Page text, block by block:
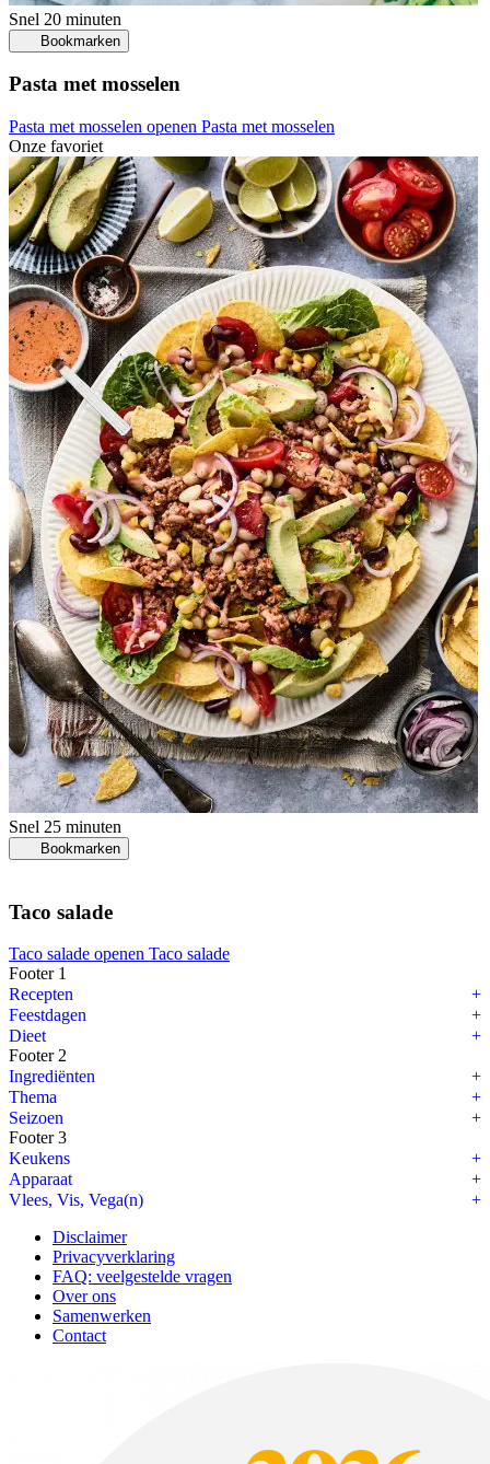
Snel 20 minuten
Bookmarken
Pasta met mosselen
Pasta met mosselen openen Pasta met mosselen
Onze favoriet
Snel 25 minuten
Bookmarken
Taco salade
Taco salade openen Taco salade
Footer 1
Recepten
Feestdagen
Dieet
Footer 2
Ingrediënten
Thema
Seizoen
Footer 3
Keukens
Apparaat
Vlees, Vis, Vega(n)
Disclaimer
Privacyverklaring
FAQ: veelgestelde vragen
Over ons
Samenwerken
Contact